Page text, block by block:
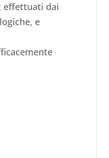
effettuati dai
e